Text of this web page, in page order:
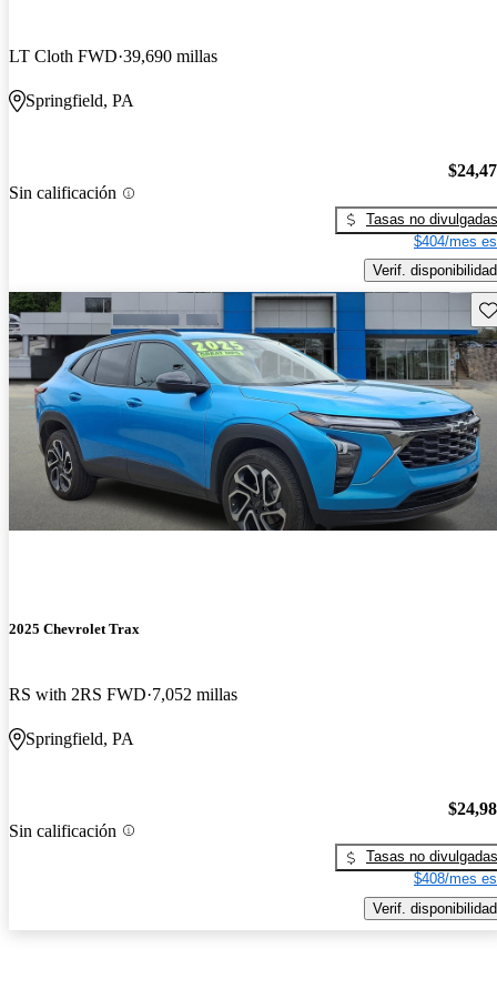
LT Cloth FWD 39,690 millas
Springfield, PA
Sin calificación
Tasas no divulgadas
$404/mes
Verif. disponibilidad
2025 Chevrolet Trax
RS with 2RS FWD 7,052 millas
Springfield, PA
Sin calificación
Tasas no divulgadas
$408/mes
Verif. disponibilidad